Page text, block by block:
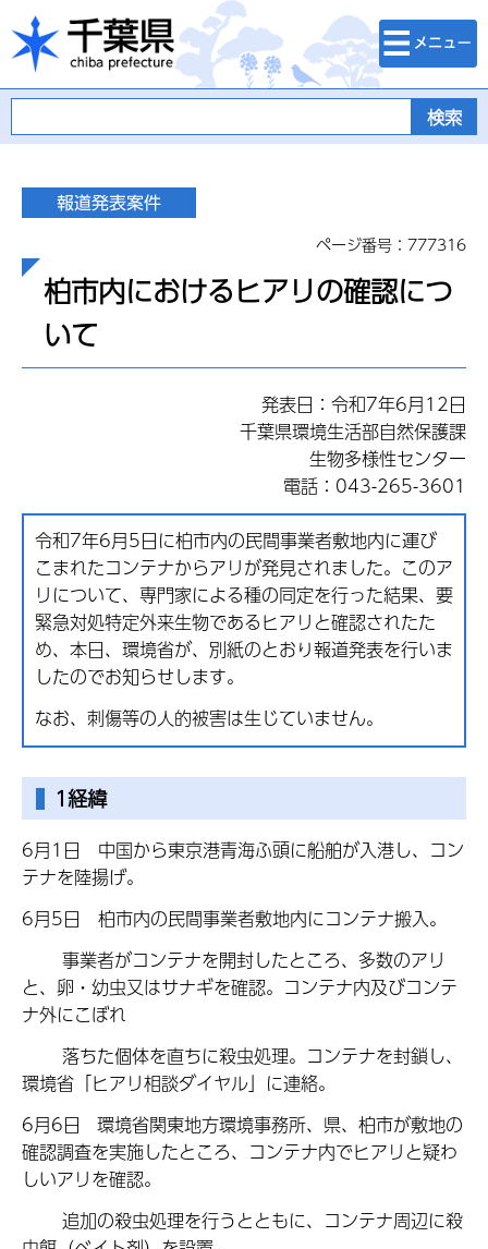
千葉県
検索・メニュ
ー
ページ番号：777316
柏市内におけるヒアリの確認につ
いて
発表日：令和7年6月12日
千葉県環境生活部自然保護課
生物多様性センター
電話：043-265-3601
令和7年6月5日に柏市内の民間事業者敷地内に運び
こまれたコンテナからアリが発見されました。このア
リについて、専門家による種の同定を行った結果、要
緊急対処特定外来生物であるヒアリと確認されたた
め、本日、環境省が、別紙のとおり報道発表を行いま
したのでお知らせします。
なお、刺傷等の人的被害は生じていません。
1経緯
6月1日 中国から東京港青海ふ頭に船舶が入港し、コン
テナを陸揚げ。
6月5日 柏市内の民間事業者敷地内にコンテナ搬入。
事業者がコンテナを開封したところ、多数のアリ
と、卵・幼虫又はサナギを確認。コンテナ内及びコンテ
ナ外にこぼれ
落ちた個体を直ちに殺虫処理。コンテナを封鎖し、
環境省「ヒアリ相談ダイヤル」に連絡。
6月6日 環境省関東地方環境事務所、県、柏市が敷地の
確認調査を実施したところ、コンテナ内でヒアリと疑わ
しいアリを確認。
追加の殺虫処理を行うとともに、コンテナ周辺に殺